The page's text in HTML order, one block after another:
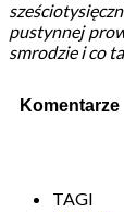
pustynnej
smrodzie i co
Komentarze
TAGI